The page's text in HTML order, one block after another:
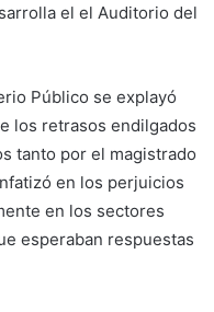
el el Auditorio del
Público se explayó
los retrasos endilgados
tanto por el magistrado
en los perjuicios
en los sectores
esperaban respuestas